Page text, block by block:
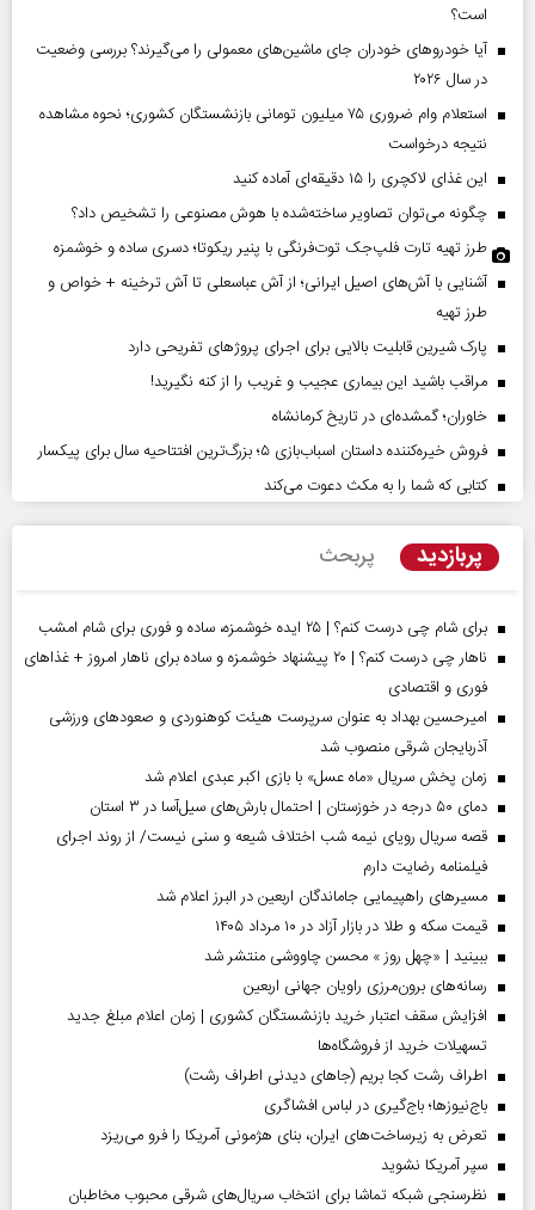
است؟
آیا خودروهای خودران جای ماشین‌های معمولی را می‌گیرند؟ بررسی وضعیت
در سال ۲۰۲۶
استعلام وام ضروری ۷۵ میلیون تومانی بازنشستگان کشوری؛ نحوه مشاهده
نتیجه درخواست
این غذای لاکچری را ۱۵ دقیقه‌ای آماده کنید
چگونه می‌توان تصاویر ساخته‌شده با هوش مصنوعی را تشخیص داد؟
طرز تهیه تارت فلپ‌جک توت‌فرنگی با پنیر ریکوتا؛ دسری ساده و خوشمزه
آشنایی با آش‌های اصیل ایرانی؛ از آش عباسعلی تا آش ترخینه + خواص و
طرز تهیه
پارک شیرین قابلیت‌ بالایی برای اجرای پروژهای تفریحی دارد
مراقب باشید این بیماری عجیب و غریب را از کنه نگیرید!
خاوران؛ گمشده‌ای در تاریخ کرمانشاه
فروش خیره‌کننده داستان اسباب‌بازی ۵؛ بزرگ‌ترین افتتاحیه سال برای پیکسار
کتابی که شما را به مکث دعوت می‌کند
پربازدید پربحث
برای شام چی درست کنم؟ | ۲۵ ایده خوشمزه، ساده و فوری برای شام امشب
ناهار چی درست کنم؟ | ۲۰ پیشنهاد خوشمزه و ساده برای ناهار امروز + غذاهای
فوری و اقتصادی
امیرحسین بهداد به عنوان سرپرست هیئت کوهنوردی و صعودهای ورزشی
آذربایجان شرقی منصوب شد
زمان پخش سریال «ماه عسل» با بازی اکبر عبدی اعلام شد
دمای ۵۰ درجه در خوزستان | احتمال بارش‌های سیل‌آسا در ۳ استان
قصه سریال رویای نیمه شب اختلاف شیعه و سنی نیست/ از روند اجرای
فیلمنامه رضایت دارم
مسیر‌های راهپیمایی جاماندگان اربعین در البرز اعلام شد
قیمت سکه و طلا در بازار آزاد در ۱۰ مرداد ۱۴۰۵
ببینید | «چهل روز » محسن چاووشی منتشر شد
رسانه‌های برون‌مرزی راویان جهانی اربعین
افزایش سقف اعتبار خرید بازنشستگان کشوری | زمان اعلام مبلغ جدید
تسهیلات خرید از فروشگاه‌ها
اطراف رشت کجا بریم (جاهای دیدنی اطراف رشت)
باج‌نیوزها؛ باج‌گیری در لباس افشاگری
تعرض به زیرساخت‌های ایران، بنای هژمونی آمریکا را فرو می‌ریزد
سپر آمریکا نشوید
نظرسنجی شبکه تماشا برای انتخاب سریال‌های شرقی محبوب مخاطبان